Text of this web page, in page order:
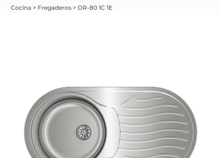
Cocina > Fregaderos > DR-80 1C 1E